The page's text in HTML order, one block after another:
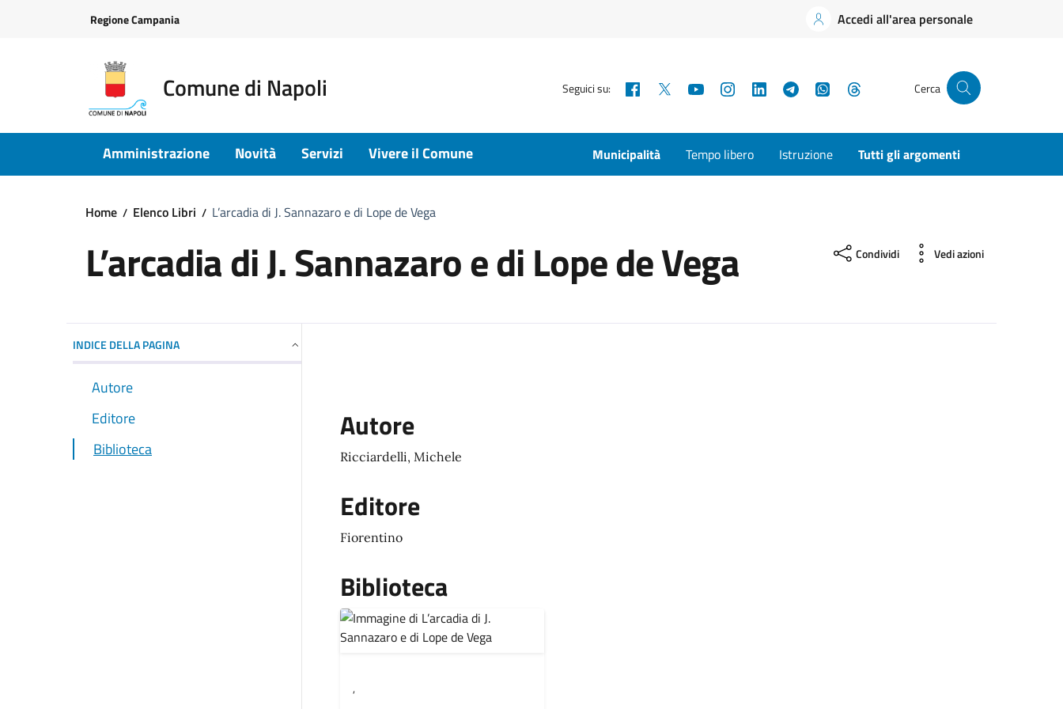
Regione Campania Accedi all'area personale
Comune di Napoli Seguici su: Facebook YouTubeInstagramLinkedInTelegramWhatsApp Cerca
Amministrazione Novità Servizi Vivere il Comune Municipalità Tempo libero Istruzione Tutti gli argomenti
Home Elenco Libri L’arcadia di J. Sannazaro e di Lope de Vega
L’arcadia di J. Sannazaro e di Lope de Vega Condividi Vedi azioni
INDICE DELLA PAGINA
Autore
Editore
Biblioteca
Autore
Ricciardelli, Michele
Editore
Fiorentino
Biblioteca
,